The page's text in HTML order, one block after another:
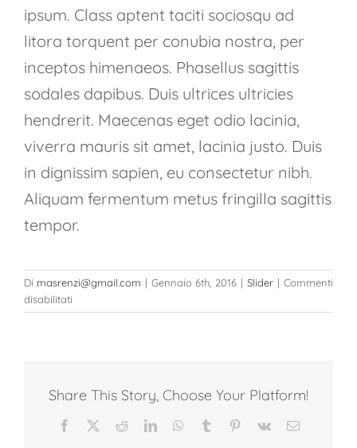
ipsum. Class aptent taciti sociosqu ad
litora torquent per conubia nostra, per
inceptos himenaeos. Phasellus sagittis
sodales dapibus. Duis ultrices ultricies
hendrerit. Maecenas eget odio lacinia,
viverra mauris sit amet, lacinia justo. Duis
in dignissim sapien, eu consectetur nibh.
Aliquam fermentum metus fringilla sagittis
tempor.
Di masrenzi@gmail.com | Gennaio 6th, 2016 | Slider | Commenti
disabilitati
Mauris
sagittis
Share This Story, Choose Your Platform!
Facebook
TwitterRedditLinkedInWhatsApp
Tumblr Pinterest
Vk Email